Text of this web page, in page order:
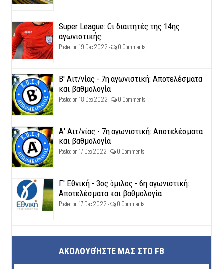
Super League: Οι διαιτητές της 14ης
αγωνιστικής
Posted on 19 Dec 2022 - 0 Comments
Β' Αιτ/νίας - 7η αγωνιστική: Αποτελέσματα
και βαθμολογία
Posted on 18 Dec 2022 - 0 Comments
Α' Αιτ/νίας - 7η αγωνιστική: Αποτελέσματα
και βαθμολογία
Posted on 17 Dec 2022 - 0 Comments
Γ' Εθνική - 3ος όμιλος - 6η αγωνιστική:
Αποτελέσματα και βαθμολογία
Posted on 17 Dec 2022 - 0 Comments
ΑΚΟΛΟΥΘΉΣΤΕ ΜΑΣ ΣΤΟ FB